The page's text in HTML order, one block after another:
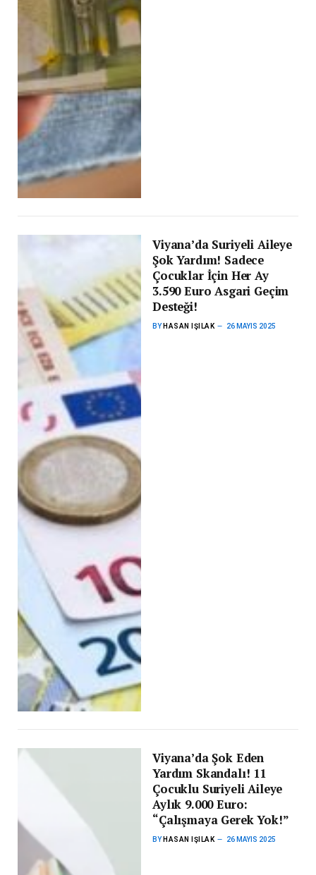
Viyana’da Suriyeli Aileye
Şok Yardım! Sadece
Çocuklar İçin Her Ay
3.590 Euro Asgari Geçim
Desteği!
BY HASAN IŞILAK 26 MAYIS 2025
Viyana’da Şok Eden
Yardım Skandalı! 11
Çocuklu Suriyeli Aileye
Aylık 9.000 Euro:
“Çalışmaya Gerek Yok!”
BY HASAN IŞILAK 26 MAYIS 2025